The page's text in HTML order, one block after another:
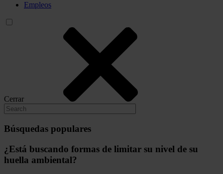
Empleos
Cerrar
Búsquedas populares
¿Está buscando formas de limitar su nivel de su
huella ambiental?